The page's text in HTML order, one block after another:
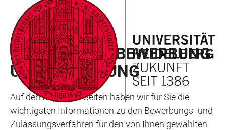
LINKS
ZUR
BARRIEREFREIHEIT
ZUM
HAUPTINHALT
HAUPTNAVIGATION
ÖFFNEN
WEBSEITENSUCHE
ÖFFNEN
MEIN WEG ZU BEWERBUNG
UND ZULASSUNG
Auf den folgenden Seiten haben wir für Sie die
wichtigsten Informationen zu den Bewerbungs- und
Zulassungsverfahren für den von Ihnen gewählten